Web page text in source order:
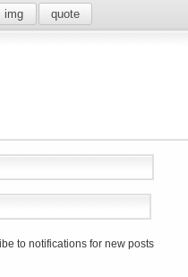
to notifications for new posts